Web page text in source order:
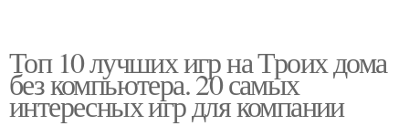
Топ 10 лучших игр на Троих дома
без компьютера. 20 самых
интересных игр для компании